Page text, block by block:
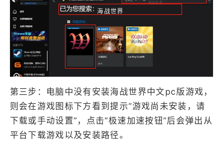
海战世界
海战世界
第三步：电脑中没有安装海战世界中文pc版游戏，
则会在游戏图标下方看到提示“游戏尚未安装，请
下载或手动设置”，点击“极速加速按钮”后会弹出从
平台下载游戏以及安装路径。